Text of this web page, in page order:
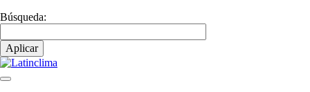
Búsqueda: